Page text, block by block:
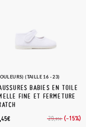
(TAILLE 16 - 23)
BABIES EN TOILE
FINE ET FERMETURE
29,95€ (-15%)
45€